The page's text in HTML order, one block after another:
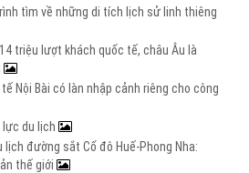
tìm về những di tích lịch sử linh thiêng
triệu lượt khách quốc tế, châu Âu là
Nội Bài có làn nhập cảnh riêng cho công
lực du lịch
lịch đường sắt Cố đô Huế-Phong Nha:
thế giới